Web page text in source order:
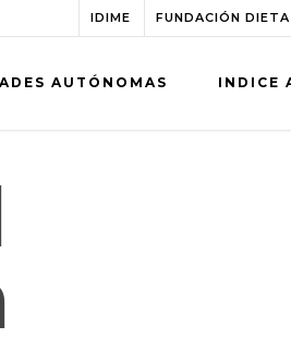
IDIME FUNDACIÓN
AUTÓNOMAS INDICE